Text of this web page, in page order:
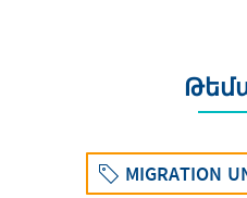
MIGRATION